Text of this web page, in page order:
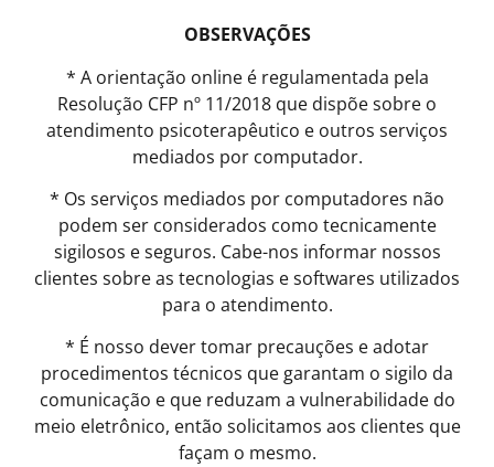
OBSERVAÇÕES
* A orientação online é regulamentada pela
Resolução CFP nº 11/2018 que dispõe sobre o
atendimento psicoterapêutico e outros serviços
mediados por computador.
* Os serviços mediados por computadores não
podem ser considerados como tecnicamente
sigilosos e seguros. Cabe-nos informar nossos
clientes sobre as tecnologias e softwares utilizados
para o atendimento.
* É nosso dever tomar precauções e adotar
procedimentos técnicos que garantam o sigilo da
comunicação e que reduzam a vulnerabilidade do
meio eletrônico, então solicitamos aos clientes que
façam o mesmo.